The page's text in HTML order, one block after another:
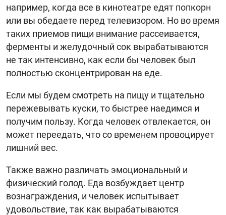
например, когда все в кинотеатре едят попкорн
или вы обедаете перед телевизором. Но во время
таких приемов пищи внимание рассеивается,
ферменты и желудочный сок вырабатываются
не так интенсивно, как если бы человек был
полностью сконцентрирован на еде.
Если мы будем смотреть на пищу и тщательно
пережевывать куски, то быстрее наедимся и
получим пользу. Когда человек отвлекается, он
может переедать, что со временем провоцирует
лишний вес.
Также важно различать эмоциональный и
физический голод. Еда возбуждает центр
вознаграждения, и человек испытывает
удовольствие, так как вырабатываются